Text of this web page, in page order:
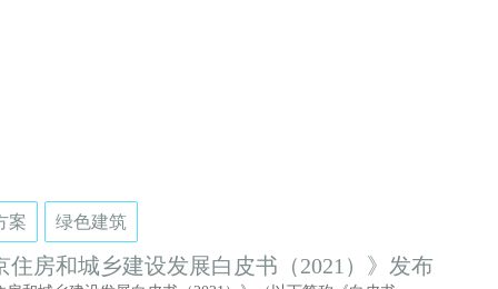
案 绿色建筑
住房和城乡建设发展白皮书（2021）》发布